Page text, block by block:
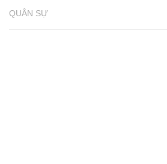
QUÂN SỰ